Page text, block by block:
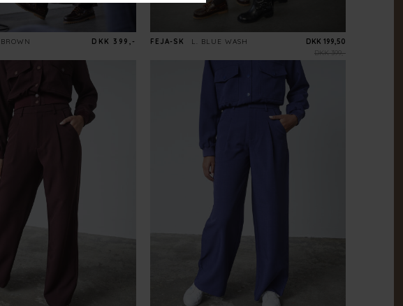
BROWN DKK 399,- FEJA-SK
L. BLUE WASH
DKK 399,-
DKK 199,50